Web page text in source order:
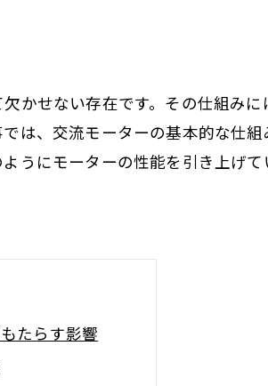
かせない存在です。その仕組み
は、交流モーターの基本的な仕
うにモーターの性能を引き上げ
たらす影響